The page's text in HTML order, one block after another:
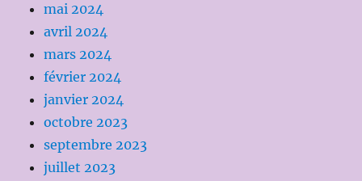
mai 2024
avril 2024
mars 2024
février 2024
janvier 2024
octobre 2023
septembre 2023
juillet 2023